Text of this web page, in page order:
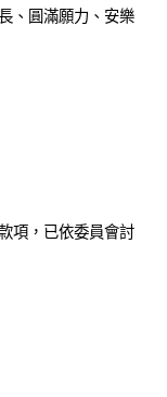
、圓滿願力、安樂
項，已依委員會討